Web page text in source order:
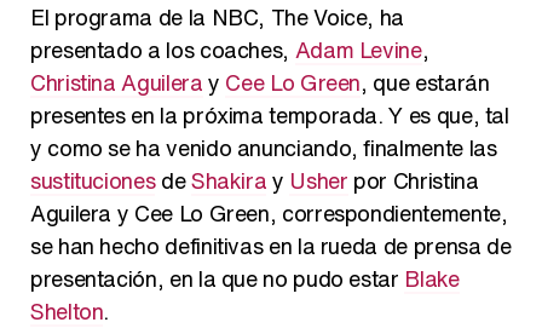
Así se tomó Felipe VI que la Infanta Sofía no quisiera recibir formación militar
El programa de la NBC, The Voice, ha
presentado a los coaches, Adam Levine,
Christina Aguileray Cee Lo Green, que estarán
presentes en la próxima temporada. Y es que, tal
y como se ha venido anunciando, finalmente las
sustitucionesdeShakiray Usher por Christina
Aguilera y Cee Lo Green, correspondientemente,
se han hecho definitivas en la rueda de prensa de
presentación, en la que no pudo estar Blake
Shelton.